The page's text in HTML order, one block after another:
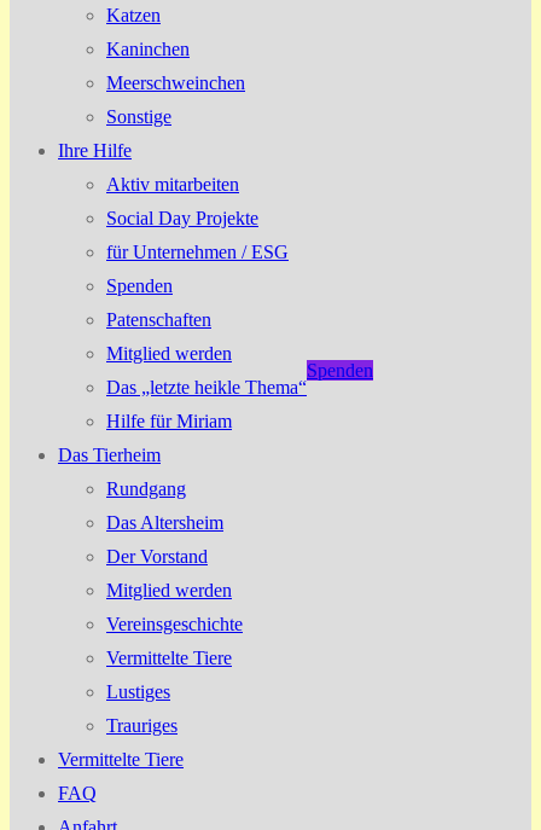
Katzen
Kaninchen
Meerschweinchen
Sonstige
Ihre Hilfe
Aktiv mitarbeiten
Social Day Projekte
für Unternehmen / ESG
Spenden
Patenschaften
Mitglied werden
Das „letzte heikle Thema“
Hilfe für Miriam
Das Tierheim
Rundgang
Das Altersheim
Der Vorstand
Mitglied werden
Vereinsgeschichte
Vermittelte Tiere
Lustiges
Trauriges
Vermittelte Tiere
FAQ
Spenden